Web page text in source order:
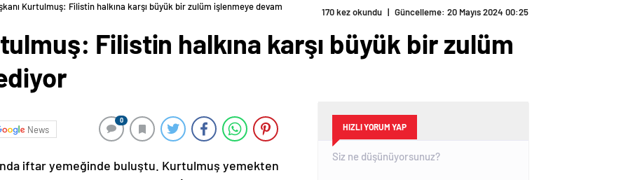
Kurtulmuş: Filistin halkına karşı büyük bir zulüm işlenmeye devam ediyor
Filistin halkına karşı büyük bir zulüm
News
TBMM Başkanı Kurtulmuş, İstiklal Marşı’nın
HIZLI YORUM YAP